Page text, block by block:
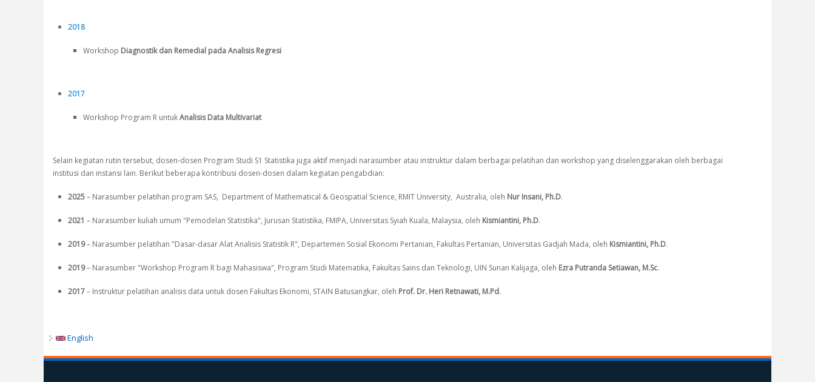
2018
Workshop Diagnostik dan Remedial pada Analisis Regresi
2017
Workshop Program R untukAnalisis Data Multivariat
Selain kegiatan rutin tersebut, dosen-dosen Program Studi S1 Statistika juga aktif menjadi narasumber atau instruktur dalam berbagai pelatihan dan workshop yang diselenggarakan oleh berbagai
institusi dan instansi lain. Berikut beberapa kontribusi dosen-dosen dalam kegiatan pengabdian:
2025– Narasumber pelatihan program SAS, Department of Mathematical & Geospatial Science, RMIT University, Australia, oleh Nur Insani, Ph.D.
2021 – Narasumber kuliah umum "Pemodelan Statistika", Jurusan Statistika, FMIPA, Universitas Syiah Kuala, Malaysia, oleh Kismiantini, Ph.D.
2019– Narasumber pelatihan "Dasar-dasar Alat Analisis Statistik R", Departemen Sosial Ekonomi Pertanian, Fakultas Pertanian, Universitas Gadjah Mada, oleh Kismiantini, Ph.D.
2019– Narasumber "Workshop Program R bagi Mahasiswa", Program Studi Matematika, Fakultas Sains dan Teknologi, UIN Sunan Kalijaga, oleh Ezra Putranda Setiawan, M.Sc.
2017– Instruktur pelatihan analisis data untuk dosen Fakultas Ekonomi, STAIN Batusangkar, oleh Prof. Dr. Heri Retnawati, M.Pd.
English